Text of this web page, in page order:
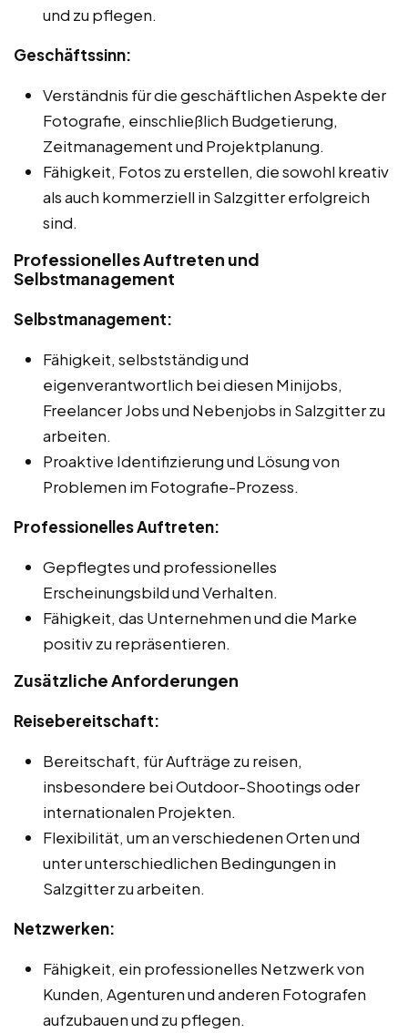
und zu pflegen.
Geschäftssinn:
Verständnis für die geschäftlichen Aspekte der
Fotografie, einschließlich Budgetierung,
Zeitmanagement und Projektplanung.
Fähigkeit, Fotos zu erstellen, die sowohl kreativ
als auch kommerziell in Salzgitter erfolgreich
sind.
Professionelles Auftreten und
Selbstmanagement
Selbstmanagement:
Fähigkeit, selbstständig und
eigenverantwortlich bei diesen Minijobs,
Freelancer Jobs und Nebenjobs in Salzgitter zu
arbeiten.
Proaktive Identifizierung und Lösung von
Problemen im Fotografie-Prozess.
Professionelles Auftreten:
Gepflegtes und professionelles
Erscheinungsbild und Verhalten.
Fähigkeit, das Unternehmen und die Marke
positiv zu repräsentieren.
Zusätzliche Anforderungen
Reisebereitschaft:
Bereitschaft, für Aufträge zu reisen,
insbesondere bei Outdoor-Shootings oder
internationalen Projekten.
Flexibilität, um an verschiedenen Orten und
unter unterschiedlichen Bedingungen in
Salzgitter zu arbeiten.
Netzwerken:
Fähigkeit, ein professionelles Netzwerk von
Kunden, Agenturen und anderen Fotografen
aufzubauen und zu pflegen.